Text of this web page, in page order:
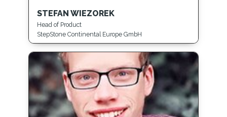
STEFAN WIEZOREK
Head of Product
StepStone Continental Europe GmbH